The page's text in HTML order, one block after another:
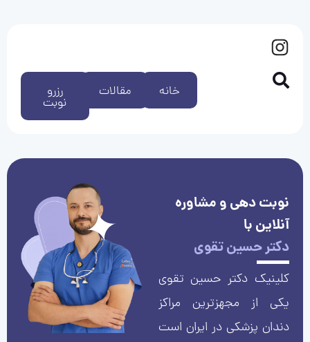
رزرو
نوبت
مقالات خانه
نوبت دهی و مشاوره
آنلاین با
دکتر حسین تقوی
کلینیک دکتر حسین تقوی
یکی از مجهزترین مراکز
دندان پزشکی در ایران است